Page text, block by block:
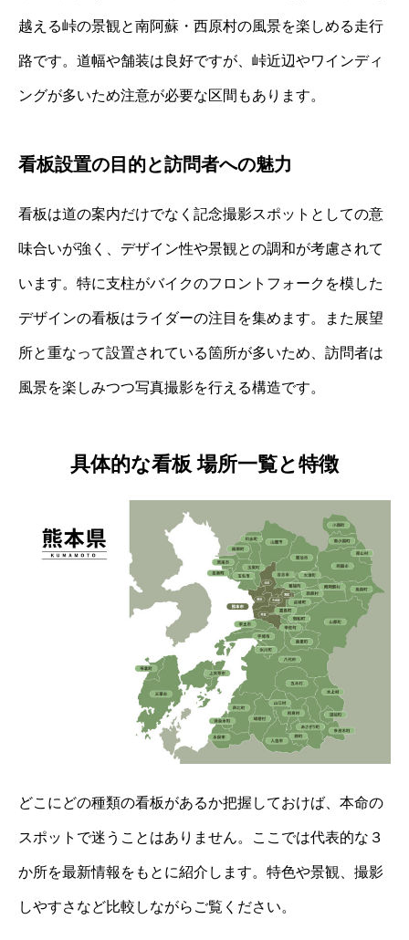
越える峠の景観と南阿蘇・西原村の風景を楽しめる走行
路です。道幅や舗装は良好ですが、峠近辺やワインディ
ングが多いため注意が必要な区間もあります。
看板設置の目的と訪問者への魅力
看板は道の案内だけでなく記念撮影スポットとしての意
味合いが強く、デザイン性や景観との調和が考慮されて
います。特に支柱がバイクのフロントフォークを模した
デザインの看板はライダーの注目を集めます。また展望
所と重なって設置されている箇所が多いため、訪問者は
風景を楽しみつつ写真撮影を行える構造です。
具体的な看板 場所一覧と特徴
どこにどの種類の看板があるか把握しておけば、本命の
スポットで迷うことはありません。ここでは代表的な３
か所を最新情報をもとに紹介します。特色や景観、撮影
しやすさなど比較しながらご覧ください。